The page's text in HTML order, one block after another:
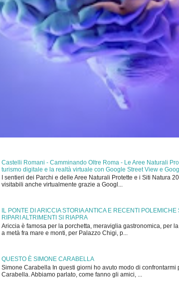
Castelli Romani - Camminando Oltre Roma - Le Aree Naturali
turismo digitale e la realtà virtuale con Google Street View e
I sentieri dei Parchi e delle Aree Naturali Protette e i Siti Natura
visitabili anche virtualmente grazie a Googl...
IL PONTE DI ARICCIA STORIA ANTICA E RECENTI POLEMICHE
RIPARI ALTRIMENTI SI RIAPRA
Ariccia è famosa per la porchetta, meraviglia gastronomica, per
a metà fra mare e monti, per Palazzo Chigi, p...
QUESTO È SIMONE CARABELLA
Simone Carabella In questi giorni ho avuto modo di confrontarmi
Carabella. Abbiamo parlato, come fanno gli amici, ...